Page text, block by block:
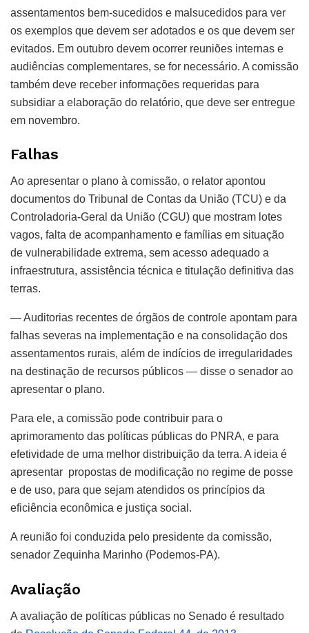
assentamentos bem-sucedidos e malsucedidos para ver
os exemplos que devem ser adotados e os que devem ser
evitados. Em outubro devem ocorrer reuniões internas e
audiências complementares, se for necessário. A comissão
também deve receber informações requeridas para
subsidiar a elaboração do relatório, que deve ser entregue
em novembro.
Falhas
Ao apresentar o plano à comissão, o relator apontou
documentos do Tribunal de Contas da União (TCU) e da
Controladoria-Geral da União (CGU) que mostram lotes
vagos, falta de acompanhamento e famílias em situação
de vulnerabilidade extrema, sem acesso adequado a
infraestrutura, assistência técnica e titulação definitiva das
terras.
— Auditorias recentes de órgãos de controle apontam para
falhas severas na implementação e na consolidação dos
assentamentos rurais, além de indícios de irregularidades
na destinação de recursos públicos — disse o senador ao
apresentar o plano.
Para ele, a comissão pode contribuir para o
aprimoramento das políticas públicas do PNRA, e para
efetividade de uma melhor distribuição da terra. A ideia é
apresentar propostas de modificação no regime de posse
e de uso, para que sejam atendidos os princípios da
eficiência econômica e justiça social.
A reunião foi conduzida pelo presidente da comissão,
senador Zequinha Marinho (Podemos-PA).
Avaliação
A avaliação de políticas públicas no Senado é resultado